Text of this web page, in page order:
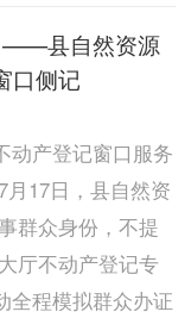
——县自然资源
口侧记
动产登记窗口服务
17日，县自然资
群众身份，不提
厅不动产登记专
全程模拟群众办证